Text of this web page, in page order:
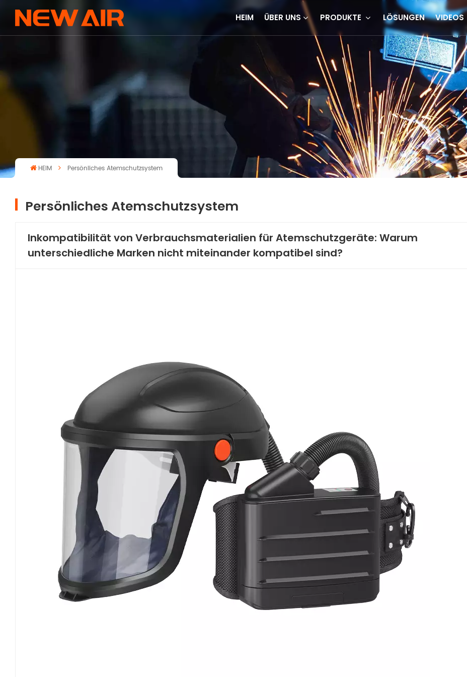
HEIM ÜBER UNS PRODUKTE LÖSUNGEN VIDEOS
HEIM Persönliches Atemschutzsystem
Persönliches Atemschutzsystem
Inkompatibilität von Verbrauchsmaterialien für Atemschutzgeräte: Warum
unterschiedliche Marken nicht miteinander kompatibel sind?